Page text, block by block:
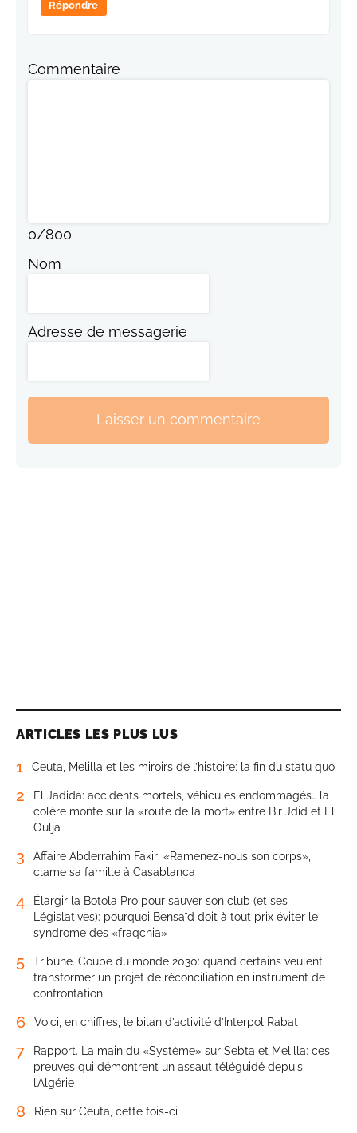
Répondre
Commentaire
0/800
Nom
Adresse de messagerie
Laisser un commentaire
ARTICLES LES PLUS LUS
1 Ceuta, Melilla et les miroirs de l’histoire: la fin du statu quo
2
El Jadida: accidents mortels, véhicules endommagés… la
colère monte sur la «route de la mort» entre Bir Jdid et El
Oulja
3
Affaire Abderrahim Fakir: «Ramenez-nous son corps»,
clame sa famille à Casablanca
4
Élargir la Botola Pro pour sauver son club (et ses
Législatives): pourquoi Bensaïd doit à tout prix éviter le
syndrome des «fraqchia»
5
Tribune. Coupe du monde 2030: quand certains veulent
transformer un projet de réconciliation en instrument de
confrontation
6 Voici, en chiffres, le bilan d’activité d’Interpol Rabat
7
Rapport. La main du «Système» sur Sebta et Melilla: ces
preuves qui démontrent un assaut téléguidé depuis
l’Algérie
8 Rien sur Ceuta, cette fois-ci